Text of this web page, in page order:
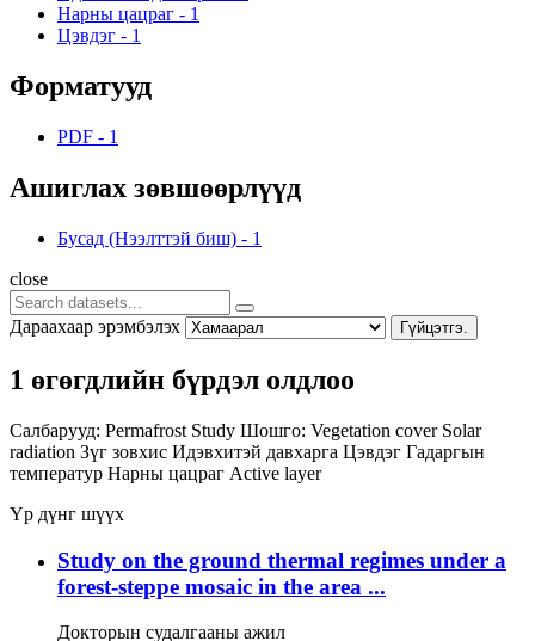
Нарны цацраг - 1
Цэвдэг - 1
Форматууд
PDF - 1
Ашиглах зөвшөөрлүүд
Бусад (Нээлттэй биш) - 1
close
Дараахаар эрэмбэлэх Гүйцэтгэ.
1 өгөгдлийн бүрдэл олдлоо
Салбарууд: Permafrost Study Шошго: Vegetation cover Solar
radiation Зүг зовхис Идэвхитэй давхарга Цэвдэг Гадаргын
температур Нарны цацраг Active layer
Үр дүнг шүүх
Study on the ground thermal regimes under a
forest-steppe mosaic in the area ...
Докторын судалгааны ажил